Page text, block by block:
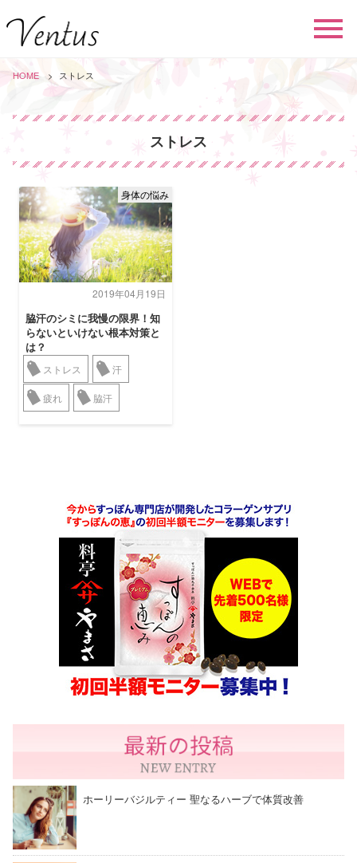
HOME ストレス
ストレス
身体の悩み
2019年04月19日
脇汗のシミに我慢の限界！知
らないといけない根本対策と
は？
ストレス 汗
疲れ 脇汗
ホーリーバジルティー 聖なるハーブで体質改善